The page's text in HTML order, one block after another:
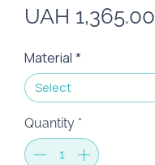
UAH 1,365.00
Material *
Quantity *